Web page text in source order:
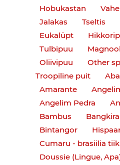
Hobukastan
Jalakas
Tseltis
Eukalüpt
Tulbipuu
Oliivipuu
Other
Troopiline puit
Amarante
Angelim Pedra
Bambus
Bintangor
Cumaru - brasiilia
Doussie (Lingue,